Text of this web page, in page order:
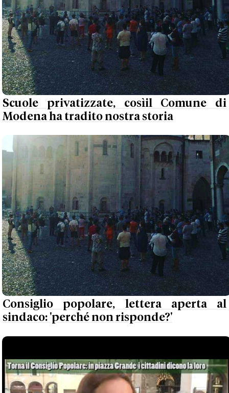
Scuole privatizzate, cosìil Comune di
Modena ha tradito nostra storia
Consiglio popolare, lettera aperta al
sindaco: 'perché non risponde?'